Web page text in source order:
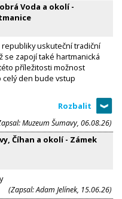
Voda a okolí -
republiky uskuteční tradiční
se zapojí také hartmanická
příležitosti možnost
celý den bude vstup
Muzeum Šumavy, 06.08.26)
Číhan a okolí - Zámek
(Zapsal: Adam Jelínek, 15.06.26)